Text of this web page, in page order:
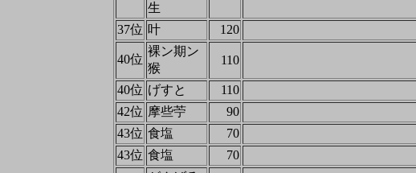
生
37位 叶 120
40位
裸ン期ン
猴
110
40位 げすと 110
42位 摩些苧 90
43位 食塩 70
43位 食塩 70